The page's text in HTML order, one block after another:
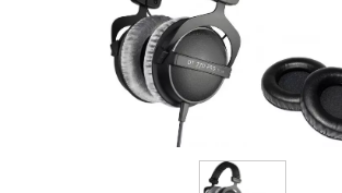
Home-studio
Hoofdtelefoon